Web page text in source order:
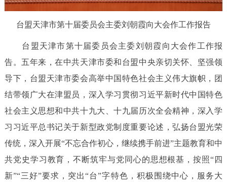
台盟天津市第十届委员会主委刘朝霞向大会作工作报告
台盟天津市第十届委员会主委刘朝霞向大会作工作报
告。五年来，在中共天津市委和台盟中央亲切关怀、坚强领
导下，台盟天津市委会高举中国特色社会主义伟大旗帜，团
结带领广大在津盟员，深入学习贯彻习近平新时代中国特色
社会主义思想和中共十九大、十九届历次全会精神，深入学
习习近平总书记关于新型政党制度重要论述，弘扬台盟光荣
传统，深入开展“不忘合作初心，继续携手前进”主题教育和中
共党史学习教育，不断筑牢与党同心的思想根基，按照“四
新”“三好”要求，突出“台”字特色，积极围绕中心，服务大